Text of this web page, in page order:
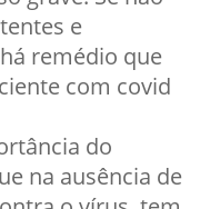
e
remédio que
com covid
do
na ausência de